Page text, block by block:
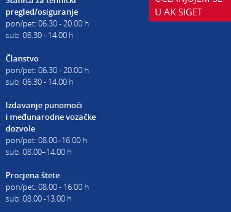
U AK SIGET
pregled/osiguranje
pon/pet: 06.30 - 20.00 h
sub: 06.30 - 14.00 h
Članstvo
pon/pet: 06.30 - 20.00 h
sub: 06.30 - 14.00 h
Izdavanje punomoći
i međunarodne vozačke
dozvole
pon/pet: 08.00–16.00 h
sub: 08.00–14.00 h
Procjena štete
pon/pet: 08.00 - 16.00 h
sub: 08.00 -13.00 h